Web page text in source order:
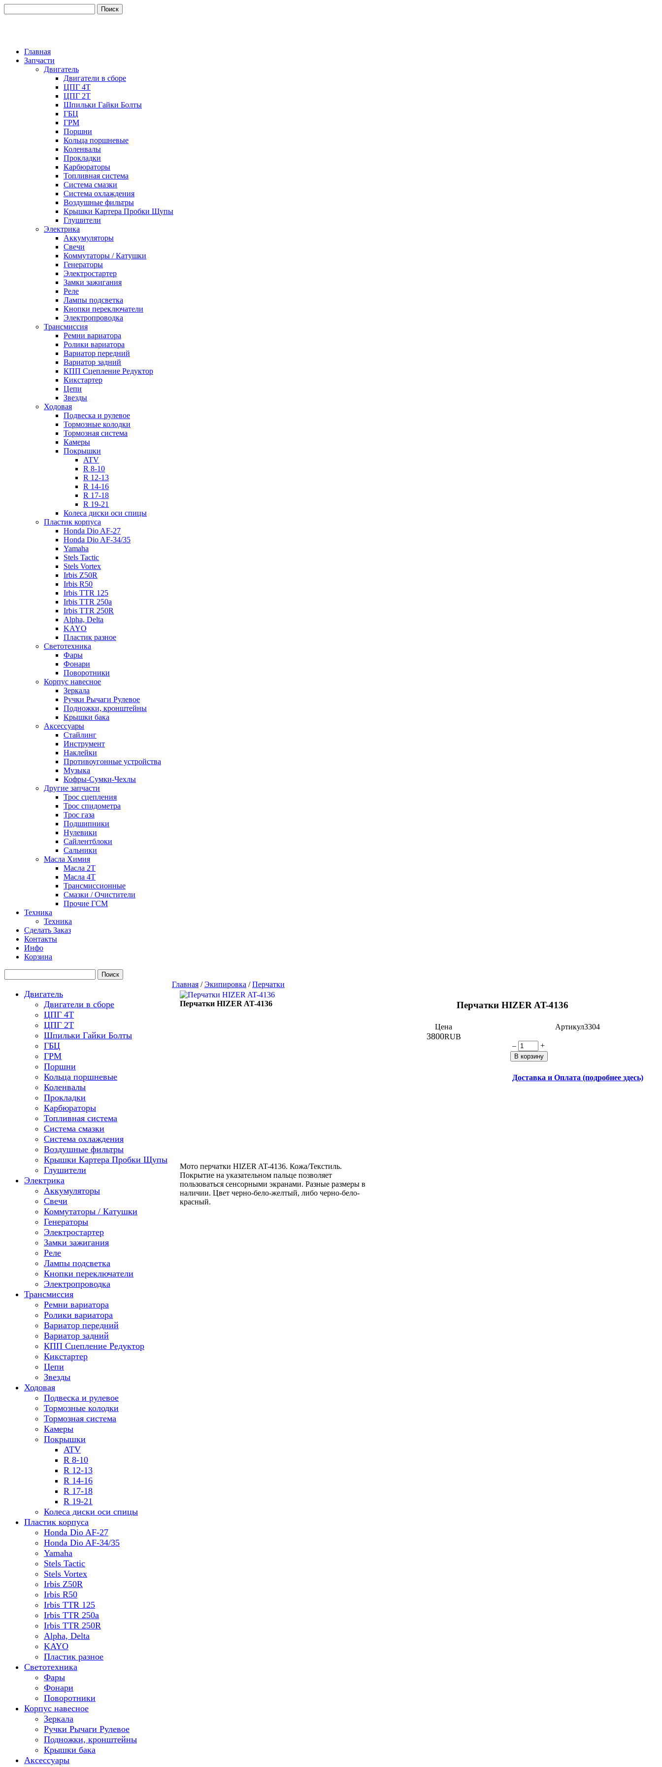
Главная
Запчасти
Двигатель
Двигатели в сборе
ЦПГ 4Т
ЦПГ 2Т
Шпильки Гайки Болты
ГБЦ
ГРМ
Поршни
Кольца поршневые
Коленвалы
Прокладки
Карбюраторы
Топливная система
Система смазки
Система охлаждения
Воздушные фильтры
Крышки Картера Пробки Щупы
Глушители
Электрика
Аккумуляторы
Свечи
Коммутаторы / Катушки
Генераторы
Электростартер
Замки зажигания
Реле
Лампы подсветка
Кнопки переключатели
Электропроводка
Трансмиссия
Ремни вариатора
Ролики вариатора
Вариатор передний
Вариатор задний
КПП Сцепление Редуктор
Кикстартер
Цепи
Звезды
Ходовая
Подвеска и рулевое
Тормозные колодки
Тормозная система
Камеры
Покрышки
ATV
R 8-10
R 12-13
R 14-16
R 17-18
R 19-21
Колеса диски оси спицы
Пластик корпуса
Honda Dio AF-27
Honda Dio AF-34/35
Yamaha
Stels Tactic
Stels Vortex
Irbis Z50R
Irbis R50
Irbis TTR 125
Irbis TTR 250a
Irbis TTR 250R
Alpha, Delta
KAYO
Пластик разное
Светотехника
Фары
Фонари
Поворотники
Корпус навесное
Зеркала
Ручки Рычаги Рулевое
Подножки, кронштейны
Крышки бака
Аксессуары
Стайлинг
Инструмент
Наклейки
Противоугонные устройства
Музыка
Кофры-Сумки-Чехлы
Другие запчасти
Трос сцепления
Трос спидометра
Трос газа
Подшипники
Нулевики
Сайлентблоки
Сальники
Масла Химия
Масла 2Т
Масла 4Т
Трансмиссионные
Смазки / Очистители
Прочие ГСМ
Техника
Техника
Сделать Заказ
Контакты
Инфо
Корзина
Двигатель
Двигатели в сборе
ЦПГ 4Т
ЦПГ 2Т
Шпильки Гайки Болты
ГБЦ
ГРМ
Поршни
Кольца поршневые
Коленвалы
Прокладки
Карбюраторы
Топливная система
Система смазки
Система охлаждения
Воздушные фильтры
Крышки Картера Пробки Щупы
Глушители
Электрика
Аккумуляторы
Свечи
Коммутаторы / Катушки
Генераторы
Электростартер
Замки зажигания
Реле
Лампы подсветка
Кнопки переключатели
Электропроводка
Трансмиссия
Ремни вариатора
Ролики вариатора
Вариатор передний
Вариатор задний
КПП Сцепление Редуктор
Кикстартер
Цепи
Звезды
Ходовая
Подвеска и рулевое
Тормозные колодки
Тормозная система
Камеры
Покрышки
ATV
R 8-10
R 12-13
R 14-16
R 17-18
R 19-21
Колеса диски оси спицы
Пластик корпуса
Honda Dio AF-27
Honda Dio AF-34/35
Yamaha
Stels Tactic
Stels Vortex
Irbis Z50R
Irbis R50
Irbis TTR 125
Irbis TTR 250a
Irbis TTR 250R
Alpha, Delta
KAYO
Пластик разное
Светотехника
Фары
Фонари
Поворотники
Корпус навесное
Зеркала
Ручки Рычаги Рулевое
Подножки, кронштейны
Крышки бака
Аксессуары
Главная /Экипировка /Перчатки
Перчатки HIZER AT-4136 Перчатки HIZER AT-4136
Цена
3800RUB
Артикул3304
– +
Доставка и Оплата (подробнее здесь)
Мото перчатки HIZER AT-4136. Кожа/Текстиль.
Покрытие на указательном пальце позволяет
пользоваться сенсорными экранами. Разные размеры в
наличии. Цвет черно-бело-желтый, либо черно-бело-
красный.